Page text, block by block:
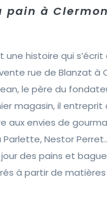
pain à
une histoire qui
rue de Blanzat à
le père du
magasin, il entreprit
aux envies de
Parlette, Nestor
des pains et
à partir de